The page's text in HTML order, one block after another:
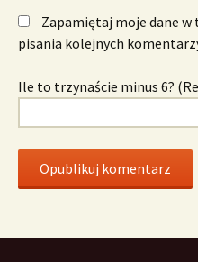
Zapamiętaj moje dane w
pisania kolejnych
Ile to trzynaście minus 6?